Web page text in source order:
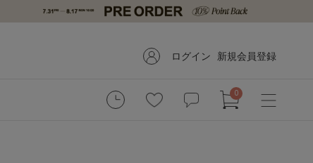
ログイン 新規会員登録
0